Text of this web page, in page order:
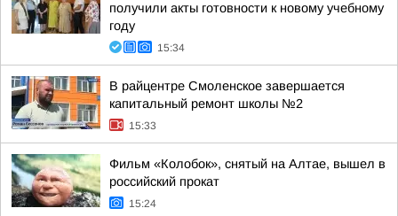
получили акты готовности к новому учебному
году
15:34
В райцентре Смоленское завершается
капитальный ремонт школы №2
15:33
Фильм «Колобок», снятый на Алтае, вышел в
российский прокат
15:24